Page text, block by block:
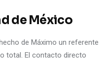
de México
de Máximo un referente
total. El contacto directo